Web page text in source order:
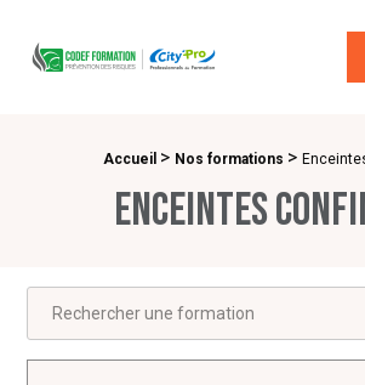
Fil d'Ariane :Accueil > Nos formations >
Enceintes